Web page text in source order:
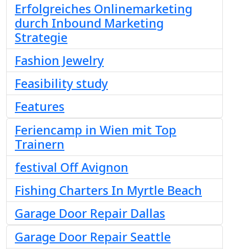
Erfolgreiches Onlinemarketing
durch Inbound Marketing
Strategie
Fashion Jewelry
Feasibility study
Features
Feriencamp in Wien mit Top
Trainern
festival Off Avignon
Fishing Charters In Myrtle Beach
Garage Door Repair Dallas
Garage Door Repair Seattle